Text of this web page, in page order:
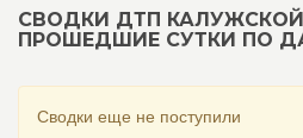
СВОДКИ ДТП
ПРОШЕДШИЕ СУТКИ ПО
Сводки еще не поступили